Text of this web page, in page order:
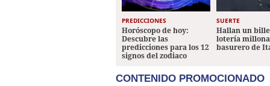
PREDICCIONES
Horóscopo de hoy:
Descubre las
predicciones para los 12
signos del zodiaco
SUERTE
Hallan un
lotería
basurero de
CONTENIDO PROMOCIONADO